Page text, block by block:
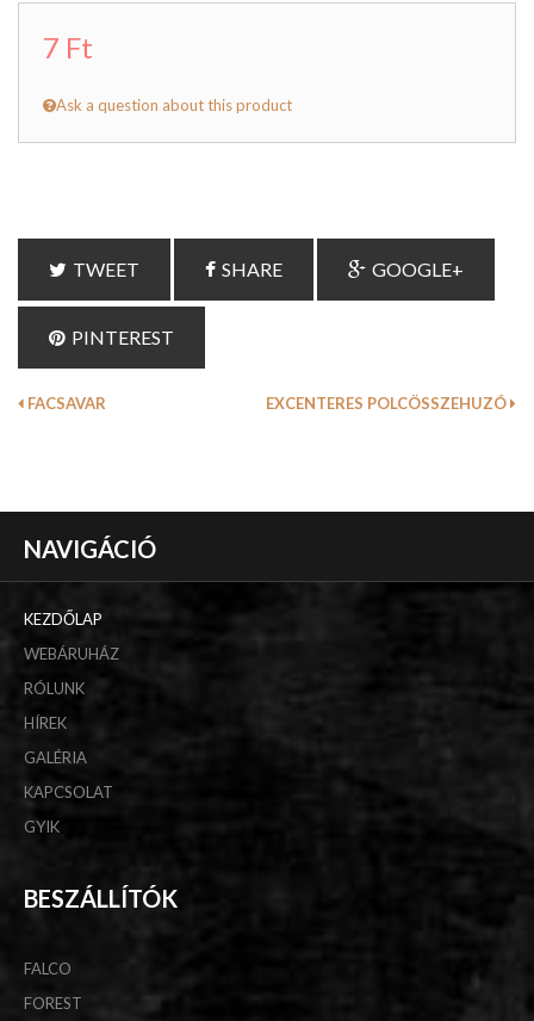
7 Ft
Ask a question about this product
TWEET SHARE GOOGLE+
PINTEREST
FACSAVAR EXCENTERES POLCÖSSZEHUZÓ
NAVIGÁCIÓ
KEZDŐLAP
WEBÁRUHÁZ
RÓLUNK
HÍREK
GALÉRIA
KAPCSOLAT
GYIK
BESZÁLLÍTÓK
FALCO
FOREST